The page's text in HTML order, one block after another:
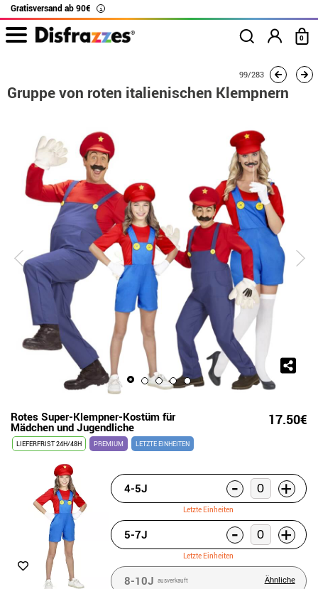
Gratisversand ab 90€ i
0
Gruppe von roten
99/283
Gruppe von roten italienischen Klempnern
Rotes Super-Klempner-Kostüm für
Mädchen und Jugendliche 17.50€
LIEFERFRIST 24H/48H PREMIUM LETZTE EINHEITEN
4-5J - +
Letzte Einheiten
5-7J - +
Letzte Einheiten
8-10J ausverkauft Ähnliche